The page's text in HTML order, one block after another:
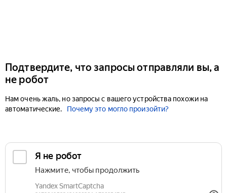
Подтвердите, что запросы отправляли вы, а
не робот
Нам очень жаль, но запросы с вашего устройства похожи на
автоматические.
Почему это могло произойти?